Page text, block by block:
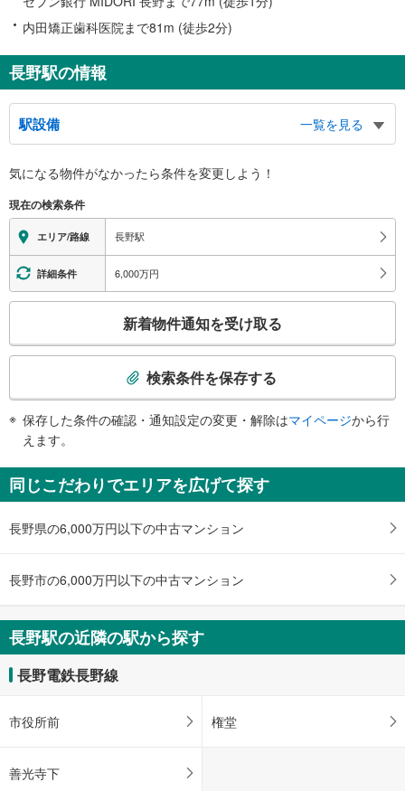
内田矯正歯科医院まで81m (徒歩2分)
長野駅の情報
駅設備
一覧を見る
※段差なしでの移動経路
【ＪＲ東日本】【しなの鉄道】：○
（※上記２社の駅は共同）
【長野電鉄】：○
エレベータ
【ＪＲ】
［新幹線］
・各ホーム⇔中央改札
［新幹線］［在来線］【しなの鉄道】
【長野電鉄】
・ホーム⇔改札
エスカレータ
【ＪＲ】
・各ホーム⇔改札
・３～７番線ホーム⇔中央改札
・改札⇔東口
【長野電鉄】
・ホーム⇔改札
・改札⇔駅ビルＭＩＤＯＲＩ内
【ＪＲ】
［新幹線］
・改札内
［在来線］【しなの鉄道】
気になる物件がなかったら条件を変更しよう！
現在の検索条件
エリア/路線 長野駅
詳細条件 6,000万円
検
知
を
け
・
件
を
マ
イ
ー
に
新着物件通知を受け取る
検索条件を保存する
保存した条件の確認・通知設定の変更・解除はマイページから行
えます。
同じこだわりでエリアを広げて探す
長野県の6,000万円以下の中古マンション
長野市の6,000万円以下の中古マンション
長野駅の近隣の駅から探す
長野電鉄長野線
市役所前 権堂
善光寺下